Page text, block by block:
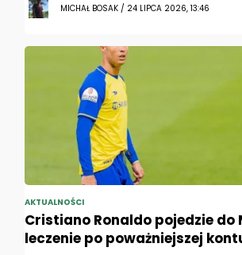
MICHAŁ BOSAK / 24 LIPCA 2026, 13:46
AKTUALNOŚCI
Cristiano Ronaldo pojedzie
leczenie po poważniejszej